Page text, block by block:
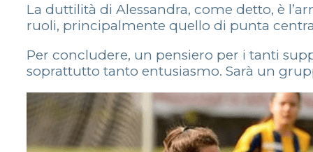
La duttilità di Alessandra, come detto, è
ruoli, principalmente quello di punta
Per concludere, un pensiero per i tanti
soprattutto tanto entusiasmo. Sarà un